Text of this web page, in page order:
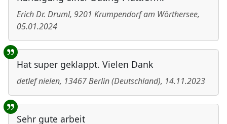
Erich Dr. Druml, 9201 Krumpendorf am Wörthersee,
05.01.2024
Hat super geklappt. Vielen Dank
detlef nielen, 13467Berlin(Deutschland), 14.11.2023
Sehr gute arbeit